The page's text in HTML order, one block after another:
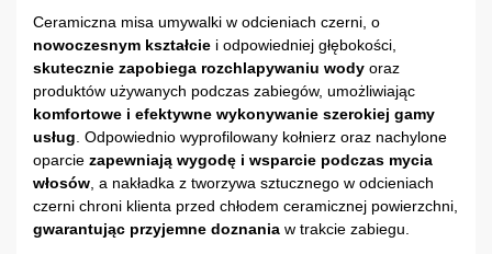
Ceramiczna misa umywalki w odcieniach czerni, o
nowoczesnym kształcie i odpowiedniej głębokości,
skutecznie zapobiega rozchlapywaniu wody oraz
produktów używanych podczas zabiegów, umożliwiając
komfortowe i efektywne wykonywanie szerokiej gamy
usług . Odpowiednio wyprofilowany kołnierz oraz nachylone
oparcie zapewniają wygodę i wsparcie podczas mycia
włosów , a nakładka z tworzywa sztucznego w odcieniach
czerni chroni klienta przed chłodem ceramicznej powierzchni,
gwarantując przyjemne doznania w trakcie zabiegu.